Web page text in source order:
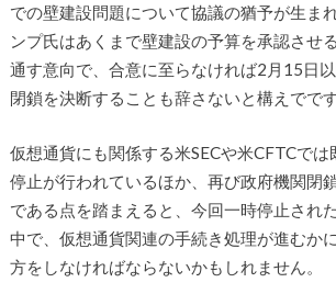
での壁建設問題について協議の猶予が生ま
ンプ氏はあくまで壁建設の予算を承認させ
通す意向で、合意に至らなければ2月15日
閉鎖を決断することも辞さないと構えでです
仮想通貨にも関係する米SECや米CFTCで
停止が行われているほか、再び政府機関閉
である点を踏まえると、今回一時停止され
中で、仮想通貨関連の手続き処理が進むか
方をしなければならないかもしれません。